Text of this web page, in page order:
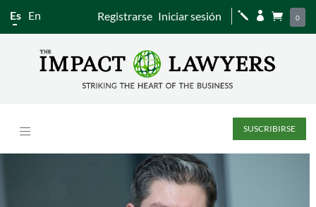
Es En Registrarse Iniciar sesión j   0
SUSCRIBIRSE